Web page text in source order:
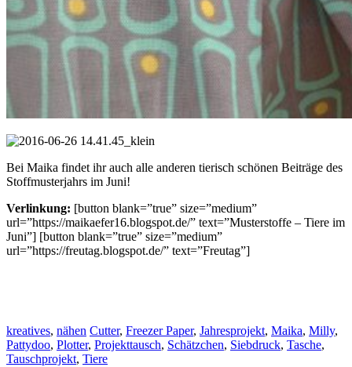
Bei Maika findet ihr auch alle anderen tierisch schönen Beiträge des
Stoffmusterjahrs im Juni!
Verlinkung: [button blank=”true” size=”medium”
url=”https://maikaefer16.blogspot.de/” text=”Musterstoffe – Tiere im
Juni”] [button blank=”true” size=”medium”
url=”https://freutag.blogspot.de/” text=”Freutag”]
kreatives, nähen Cutter, Freezer Paper, Jahresprojekt, Maika, Milly,
Pattydoo, Plotter, Projekttausch, Schätzchen, Siebdruck, Tasche,
Tauschprojekt, Tiere